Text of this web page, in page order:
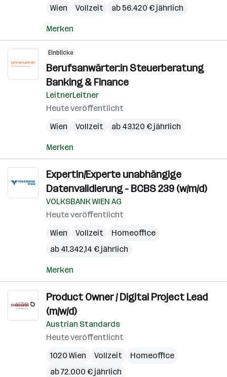
Wien
Vollzeit ab 56.420 € jährlich
Merken
Einblicke
Berufsanwärter:in Steuerberatung
Banking & Finance
LeitnerLeitner
Heute veröffentlicht
Wien
Vollzeit ab 43.120 € jährlich
Merken
Expertin/Experte unabhängige
Datenvalidierung - BCBS 239 (w/m/d)
VOLKSBANK WIEN AG
Heute veröffentlicht
Wien
Vollzeit
Homeoffice
ab 41.342,14 € jährlich
Merken
Product Owner / Digital Project Lead
(m/w/d)
Austrian Standards
Heute veröffentlicht
1020 Wien
Vollzeit
Homeoffice
ab 72.000 € jährlich